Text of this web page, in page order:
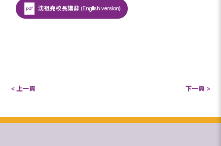
沈祖堯校長講辭 (English version)
< 上一頁 下一頁 >